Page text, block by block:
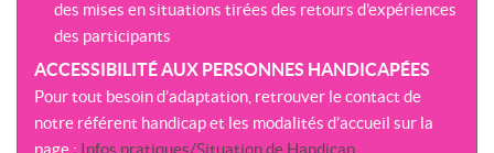
des mises en situations tirées des retours d’expériences
des participants
ACCESSIBILITÉ AUX PERSONNES HANDICAPÉES
Pour tout besoin d’adaptation, retrouver le contact de
notre référent handicap et les modalités d’accueil sur la